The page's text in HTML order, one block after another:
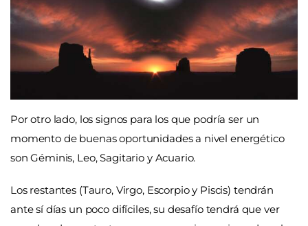
Por otro lado, los signos para los que podría ser un
momento de buenas oportunidades a nivel energético
son Géminis, Leo, Sagitario y Acuario.
Los restantes (Tauro, Virgo, Escorpio y Piscis) tendrán
ante sí días un poco difíciles, su desafío tendrá que ver